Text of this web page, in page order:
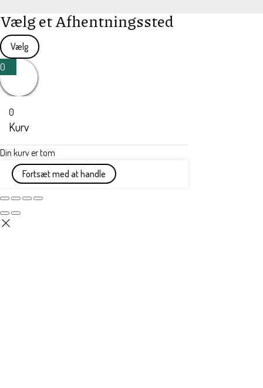
Vælg et Afhentningssted
Vælg
0
0
Kurv
Din kurv er tom
Fortsæt med at handle